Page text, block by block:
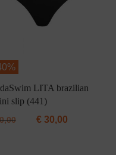
LITA brazilian
slip (441)
€30,00